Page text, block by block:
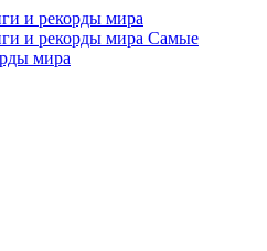
Самые
мира